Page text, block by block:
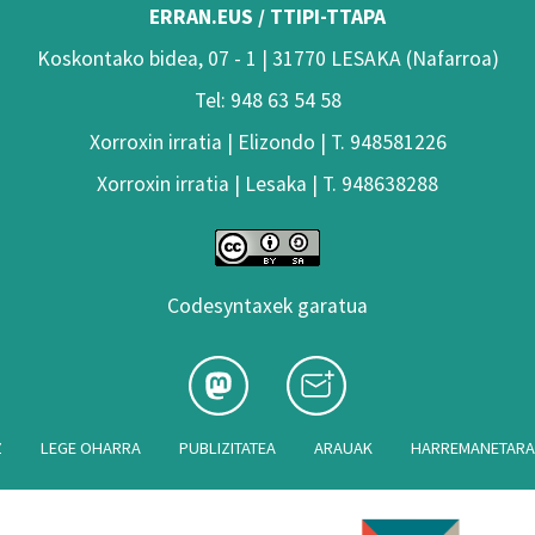
ERRAN.EUS / TTIPI-TTAPA
Koskontako bidea, 07 - 1 | 31770 LESAKA (Nafarroa)
Tel: 948 63 54 58
Xorroxin irratia | Elizondo | T. 948581226
Xorroxin irratia | Lesaka | T. 948638288
Codesyntaxek garatua
LEGE OHARRA PUBLIZITATEA ARAUAK